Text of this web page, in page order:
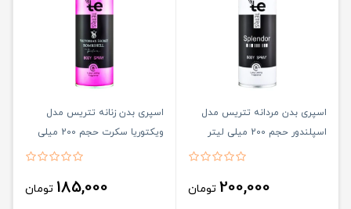
اسپری بدن مردانه تتریس مدل
اسپلندور حجم 200 میلی لیتر
200,000 تومان
اسپری بدن زنانه تتریس مدل
ویکتوریا سکرت حجم 200 میلی
185,000 تومان